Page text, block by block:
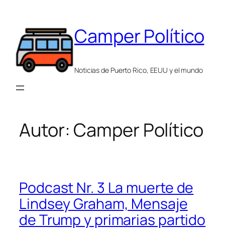
contenido
Camper Político
Noticias de Puerto Rico, EEUU y el mundo
Autor: Camper Político
Podcast Nr. 3 La muerte de
Lindsey Graham, Mensaje
de Trump y primarias partido